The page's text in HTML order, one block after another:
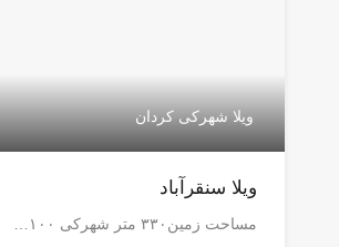
ویلا شهرکی کردان
ویلا سنقرآباد
مساحت زمین۳۳۰ متر شهرکی ۱۰۰…